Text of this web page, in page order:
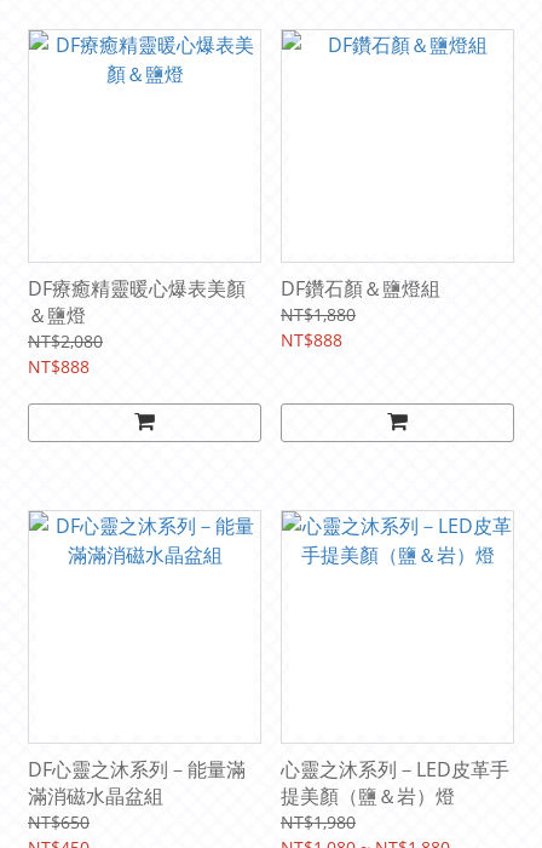
DF療癒精靈暖心爆表美顏
＆鹽燈
NT$2,080
NT$888
DF鑽石顏＆鹽燈組
NT$1,880
NT$888
DF心靈之沐系列－能量滿
滿消磁水晶盆組
NT$650
心靈之沐系列－LED皮革手
提美顏（鹽＆岩）燈
NT$1,980